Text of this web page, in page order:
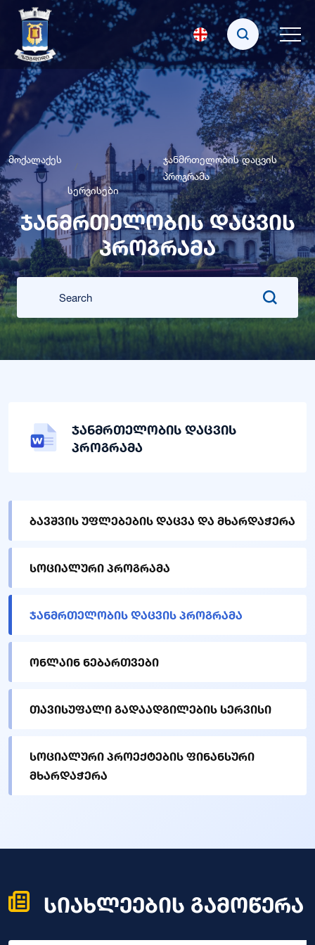
მოქალაქეს
სერვისები
ჯანმრთელობის დაცვის
პროგრამა
ჯანმრთელობის დაცვის
პროგრამა
ჯანმრთელობის დაცვის
პროგრამა
ბავშვის უფლებების დაცვა და მხარდაჭერა
სოციალური პროგრამა
ჯანმრთელობის დაცვის პროგრამა
ონლაინ ნებართვები
თავისუფალი გადაადგილების სერვისი
სოციალური პროექტების ფინანსური
მხარდაჭერა
სიახლეების გამოწერა